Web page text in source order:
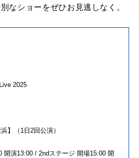
なショーをぜひお見逃しなく。
2025
】（1日2回公演）
開演13:00 / 2ndステージ 開場15:00 開